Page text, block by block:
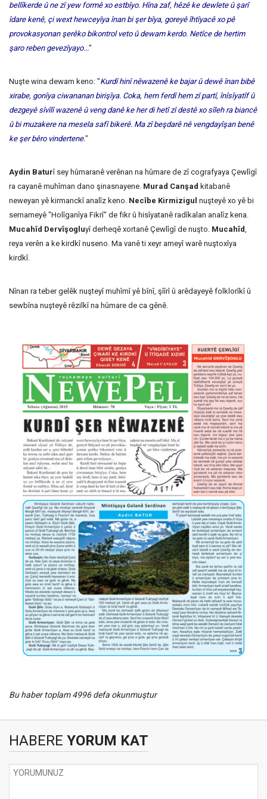
bellîkerde û ne zî yew formê xo estbîyo. Hîna zaf, hêzê ke dewlete û şarî
îdare kenê, çi wext hewceyîya înan bi şer bîya, goreyê îhtîyacê xo pê
provokasyonan şerêko bikontrol veto û dewam kerdo. Netîce de hertim
şaro reben gevezîyayo..."
Nuşte wina dewam keno: "Kurdî hinî nêwazenê ke bajar û dewê înan bibê
xirabe, gonîya ciwananan birişîya. Coka, hem ferdî hem zî partî, înîsîyatîf û
dezgeyê sîvîlî wazenê û veng danê ke her di hetî zî destê xo sîleh ra biancê
û bi muzakere na mesela safî bikerê. Ma zî beşdarê nê vengdayîşan benê
ke şer bêro vindertene."
Aydin Baturî sey hûmaranê verênan na hûmare de zî cografyaya Çewlîgî
ra cayanê muhîman dano şinasnayene. Murad Canşad kitabanê
neweyan yê kirmanckî analîz keno. Necîbe Kirmizigul nuşteyê xo yê bi
sernameyê "Holîganîya Fikrî" de fikr û hisîyatanê radîkalan analîz kena.
Mucahîd Dervîşogluyî derheqê xortanê Çewlîgî de nuşto. Mucahîd,
reya verên a ke kirdkî nuseno. Ma vanê ti xeyr ameyî warê nuştoxîya
kirdkî.
Nînan ra teber gelêk nuşteyî muhîmî yê bînî, şîîrî û arêdayeyê folklorîkî û
sewbîna nuşteyê rêzilkî na hûmare de ca gênê.
Bu haber toplam 4996 defa okunmuştur
HABERE YORUM KAT